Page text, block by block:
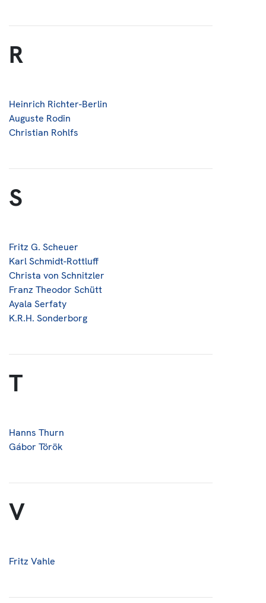
R
Heinrich Richter-Berlin
Auguste Rodin
Christian Rohlfs
S
Fritz G. Scheuer
Karl Schmidt-Rottluff
Christa von Schnitzler
Franz Theodor Schütt
Ayala Serfaty
K.R.H. Sonderborg
T
Hanns Thurn
Gábor Török
V
Fritz Vahle